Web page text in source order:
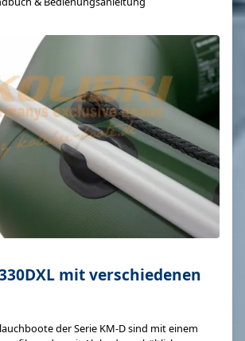
mit verschiedenen
der Serie KM-D sind mit einem